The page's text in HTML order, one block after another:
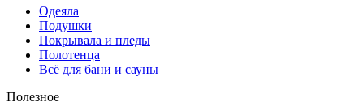
Одеяла
Подушки
Покрывала и пледы
Полотенца
Всё для бани и сауны
Полезное